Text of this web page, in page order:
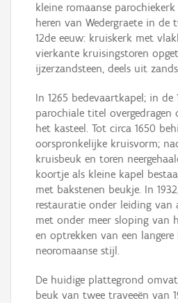
kleine romaanse
heren van Wedergraete in de
12de eeuw: kruiskerk met
vierkante kruisingstoren
ijzerzandsteen, deels uit
In 1265 bedevaartkapel; in de
parochiale titel overgedragen
het kasteel. Tot circa 1650
oorspronkelijke kruisvorm;
kruisbeuk en toren
koortje als kleine kapel
met bakstenen beukje. In
restauratie onder leiding van
met onder meer sloping van
en optrekken van een langere
neoromaanse stijl.
De huidige plattegrond
beuk van twee traveeën van